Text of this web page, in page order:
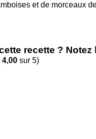
et de morceaux
recette ? Notez
4,00 sur 5)